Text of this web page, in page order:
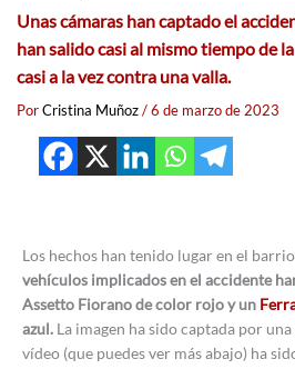
Unas cámaras han captado el
han salido casi al mismo tiempo de
casi a la vez contra una valla.
PorCristina Muñoz/6 de marzo de 2023
Los hechos han tenido lugar en el
vehículos implicados en el accidente
Assetto Fiorano de color rojo y un
azul. La imagen ha sido captada por
vídeo (que puedes ver más abajo) ha